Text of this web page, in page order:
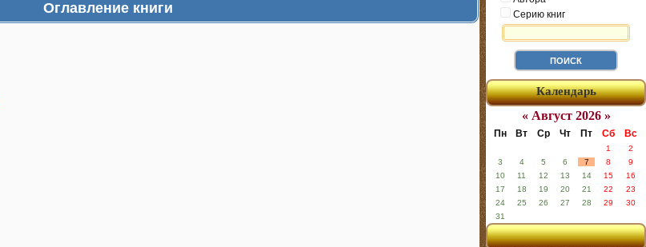
Оглавление книги
Серию книг
Календарь
« Август 2026 »
Пн Вт Ср Чт Пт Сб Вс
1
2
3
4 5 6 7 8
9
10
11 12 13 14 15
16
17
18 19 20 21 22
23
24
25 26 27 28 29
30
31